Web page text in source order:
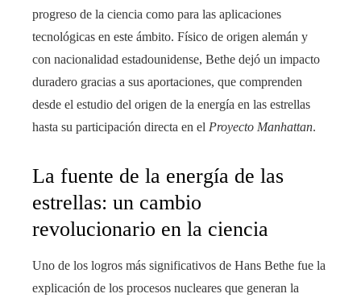
progreso de la ciencia como para las aplicaciones
tecnológicas en este ámbito. Físico de origen alemán y
con nacionalidad estadounidense, Bethe dejó un impacto
duradero gracias a sus aportaciones, que comprenden
desde el estudio del origen de la energía en las estrellas
hasta su participación directa en el Proyecto Manhattan.
La fuente de la energía de las
estrellas: un cambio
revolucionario en la ciencia
Uno de los logros más significativos de Hans Bethe fue la
explicación de los procesos nucleares que generan la